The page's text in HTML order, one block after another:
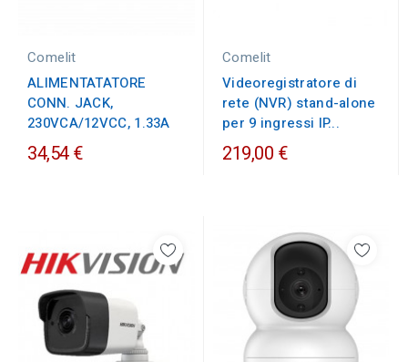
Comelit
ALIMENTATATORE
CONN. JACK,
230VCA/12VCC, 1.33A
34,54 €
Comelit
Videoregistratore di
rete (NVR) stand-alone
per 9 ingressi IP...
219,00 €